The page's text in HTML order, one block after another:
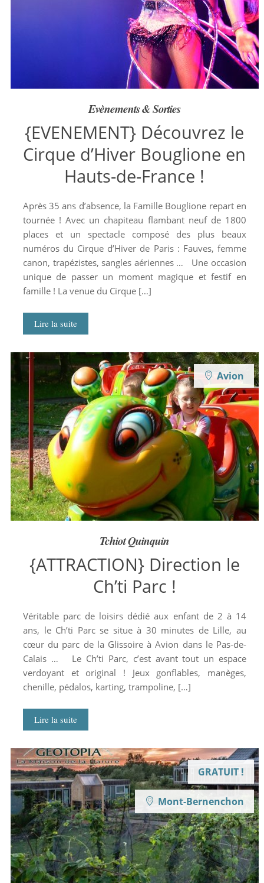
Evènements & Sorties
{EVENEMENT} Découvrez le
Cirque d’Hiver Bouglione en
Hauts-de-France !
Après 35 ans d’absence, la Famille Bouglione repart en
tournée ! Avec un chapiteau flambant neuf de 1800
places et un spectacle composé des plus beaux
numéros du Cirque d’Hiver de Paris : Fauves, femme
canon, trapézistes, sangles aériennes … Une occasion
unique de passer un moment magique et festif en
famille ! La venue du Cirque […]
Lire la suite
Tchiot Quinquin
{ATTRACTION} Direction le
Ch’ti Parc !
Véritable parc de loisirs dédié aux enfant de 2 à 14
ans, le Ch’ti Parc se situe à 30 minutes de Lille, au
cœur du parc de la Glissoire à Avion dans le Pas-de-
Calais … Le Ch’ti Parc, c’est avant tout un espace
verdoyant et original ! Jeux gonflables, manèges,
chenille, pédalos, karting, trampoline, […]
Lire la suite
Avion
GRATUIT !
Mont-Bernenchon